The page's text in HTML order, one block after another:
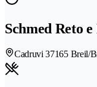
Schmed Reto
Cadruvi 37165 Breil/